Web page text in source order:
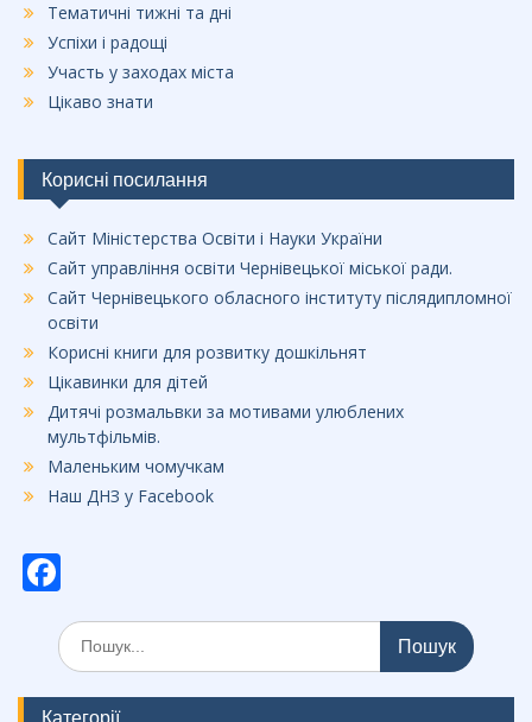
Тематичні тижні та дні
Успіхи і радощі
Участь у заходах міста
Цікаво знати
Корисні посилання
Сайт Міністерства Освіти і Науки України
Сайт управління освіти Чернівецької міської ради.
Сайт Чернівецького обласного інституту післядипломної
освіти
Корисні книги для розвитку дошкільнят
Цікавинки для дітей
Дитячі розмальвки за мотивами улюблених
мультфільмів.
Маленьким чомучкам
Наш ДНЗ у Facebook
ac
e
b
Шукати: